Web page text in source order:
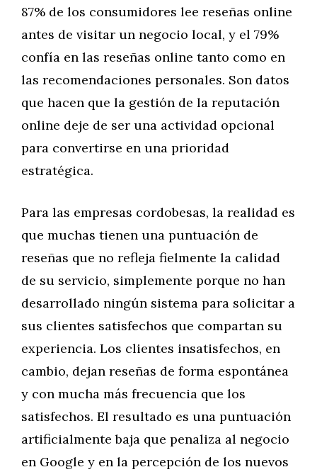
87% de los consumidores lee reseñas online
antes de visitar un negocio local, y el 79%
confía en las reseñas online tanto como en
las recomendaciones personales. Son datos
que hacen que la gestión de la reputación
online deje de ser una actividad opcional
para convertirse en una prioridad
estratégica.
Para las empresas cordobesas, la realidad es
que muchas tienen una puntuación de
reseñas que no refleja fielmente la calidad
de su servicio, simplemente porque no han
desarrollado ningún sistema para solicitar a
sus clientes satisfechos que compartan su
experiencia. Los clientes insatisfechos, en
cambio, dejan reseñas de forma espontánea
y con mucha más frecuencia que los
satisfechos. El resultado es una puntuación
artificialmente baja que penaliza al negocio
en Google y en la percepción de los nuevos